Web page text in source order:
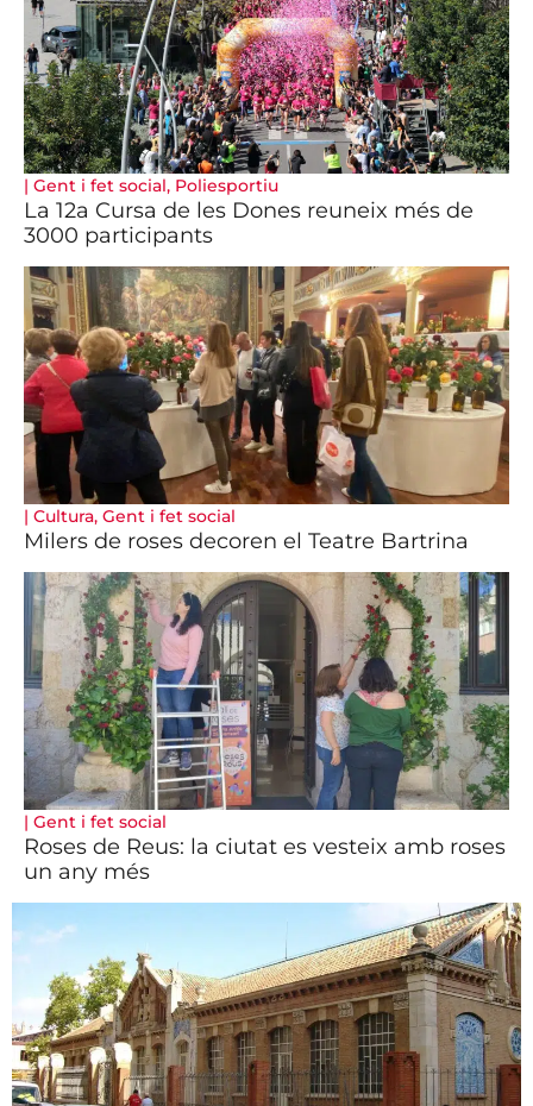
| Gent i fet social, Poliesportiu
La 12a Cursa de les Dones reuneix més de
3000 participants
| Cultura, Gent i fet social
Milers de roses decoren el Teatre Bartrina
| Gent i fet social
Roses de Reus: la ciutat es vesteix amb roses
un any més